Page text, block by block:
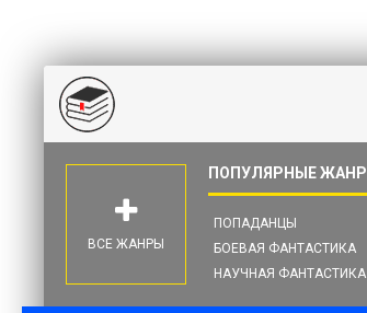
ПОПАДАНЦЫ
БОЕВАЯ ФАНТАСТИКА
НАУЧНАЯ ФАНТАСТИКА
ВСЕ ЖАНРЫ